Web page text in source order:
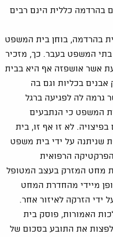
בהרדמה כללית הינם רבים
בהרדמה, בוחן בית המשפט
בתי המשפט בעבר. כך, מזכיר
אשר אושפזה אף היא בבית
אבנים בכליות וגם בה
גרמה לה לפגיעה ברגל
המשפט כי הנתבעים
לא זו אף זו, בית
שניתנה על ידי בית משפט
הרפואית
מחט המזרק בעצב המטופל
מיידי מהחדרת המחט
ידי הזרקה לאיזור אחר.
האמורות, פוסק בית
את התובע בסכום של